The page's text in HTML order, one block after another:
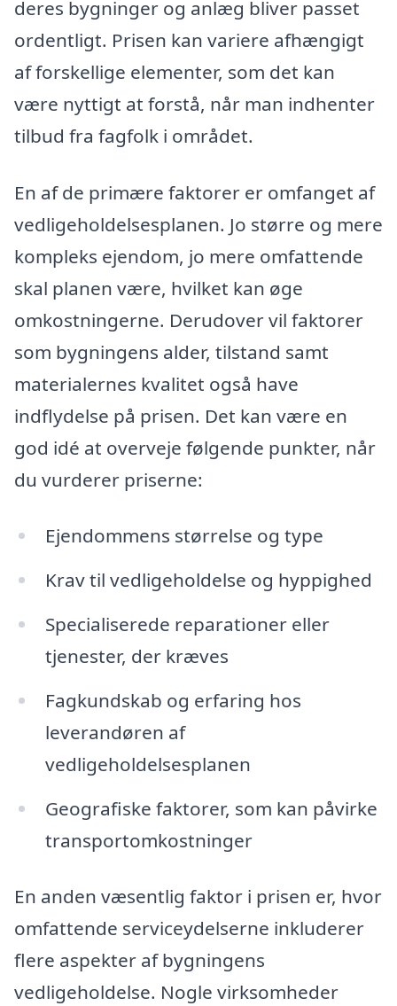
deres bygninger og anlæg bliver passet
ordentligt. Prisen kan variere afhængigt
af forskellige elementer, som det kan
være nyttigt at forstå, når man indhenter
tilbud fra fagfolk i området.
En af de primære faktorer er omfanget af
vedligeholdelsesplanen. Jo større og mere
kompleks ejendom, jo mere omfattende
skal planen være, hvilket kan øge
omkostningerne. Derudover vil faktorer
som bygningens alder, tilstand samt
materialernes kvalitet også have
indflydelse på prisen. Det kan være en
god idé at overveje følgende punkter, når
du vurderer priserne:
Ejendommens størrelse og type
Krav til vedligeholdelse og hyppighed
Specialiserede reparationer eller
tjenester, der kræves
Fagkundskab og erfaring hos
leverandøren af
vedligeholdelsesplanen
Geografiske faktorer, som kan påvirke
transportomkostninger
En anden væsentlig faktor i prisen er, hvor
omfattende serviceydelserne inkluderer
flere aspekter af bygningens
vedligeholdelse. Nogle virksomheder